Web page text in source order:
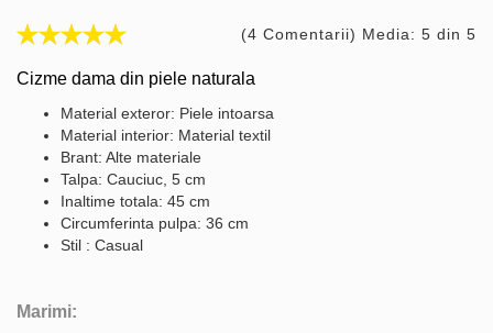
(4 Comentarii) Media: 5 din 5
Cizme dama din piele naturala
Material exteror: Piele intoarsa
Material interior: Material textil
Brant: Alte materiale
Talpa: Cauciuc, 5 cm
Inaltime totala: 45 cm
Circumferinta pulpa: 36 cm
Stil : Casual
Marimi: